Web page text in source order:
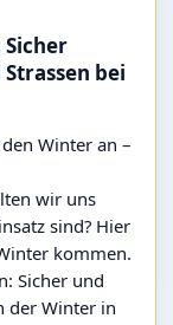
bei
Winter an –
wir uns
sind? Hier
kommen.
Sicher und
der Winter in